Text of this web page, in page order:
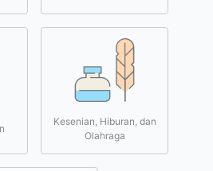
Kesenian, Hiburan, dan
Olahraga